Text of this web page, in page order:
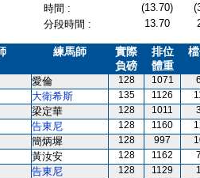
時間 : (13.70)
分段時間 :
13.70
練馬師
實際
負磅
排位
體重
愛倫 128 1071 6
大衛希斯 135 1126
梁定華 128 1011 3
告東尼 128 1160
簡炳墀 128 997
黃汝安 128 1162 7
告東尼 128 1129 1